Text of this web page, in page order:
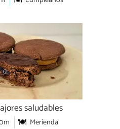
saludables
Merienda